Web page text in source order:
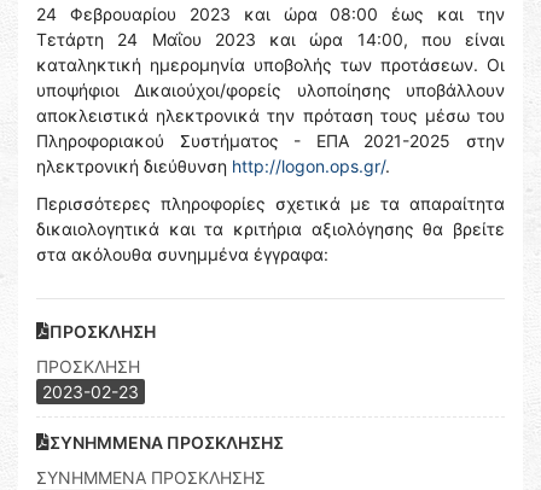
24 Φεβρουαρίου 2023 και ώρα 08:00 έως και την
Τετάρτη 24 Μαΐου 2023 και ώρα 14:00, που είναι
καταληκτική ημερομηνία υποβολής των προτάσεων. Οι
υποψήφιοι Δικαιούχοι/φορείς υλοποίησης υποβάλλουν
αποκλειστικά ηλεκτρονικά την πρόταση τους μέσω του
Πληροφοριακού Συστήματος - ΕΠΑ 2021-2025 στην
ηλεκτρονική διεύθυνση http://logon.ops.gr/.
Περισσότερες πληροφορίες σχετικά με τα απαραίτητα
δικαιολογητικά και τα κριτήρια αξιολόγησης θα βρείτε
στα ακόλουθα συνημμένα έγγραφα:
ΠΡΟΣΚΛΗΣΗ
ΠΡΟΣΚΛΗΣΗ
2023-02-23
ΣΥΝΗΜΜΕΝΑ ΠΡΟΣΚΛΗΣΗΣ
ΣΥΝΗΜΜΕΝΑ ΠΡΟΣΚΛΗΣΗΣ